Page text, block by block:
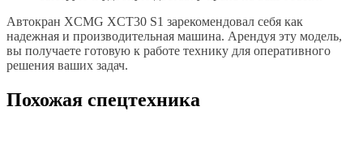
Автокран XCMG XCT30 S1 зарекомендовал себя как
надежная и производительная машина. Арендуя эту модель,
вы получаете готовую к работе технику для оперативного
решения ваших задач.
Похожая спецтехника